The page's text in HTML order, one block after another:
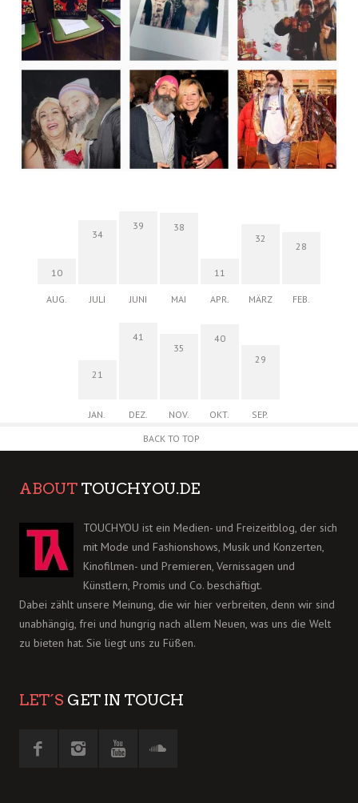
10
AUG.
34
JULI
39
JUNI
38
MAI
11
APR.
32
MÄRZ
28
FEB.
21
JAN.
41
DEZ.
35
NOV.
40
OKT.
29
SEP.
BACK TO TOP
ABOUT TOUCHYOU.DE
TOUCHYOU ist ein Medien- und Freizeitblog, der sich
mit Mode und Fashionshows, Musik und Konzerten,
Kinofilmen- und Premieren, Vernissagen und
Künstlern, Promis und Co. beschäftigt.
Dabei zählt unsere Meinung, die wir hier verbreiten, denn wir sind
unabhängig, frei und hungrig nach allem Neuen, was uns die Welt
zu bieten hat. Sie liegt uns zu Füßen.
LET´S GET IN TOUCH